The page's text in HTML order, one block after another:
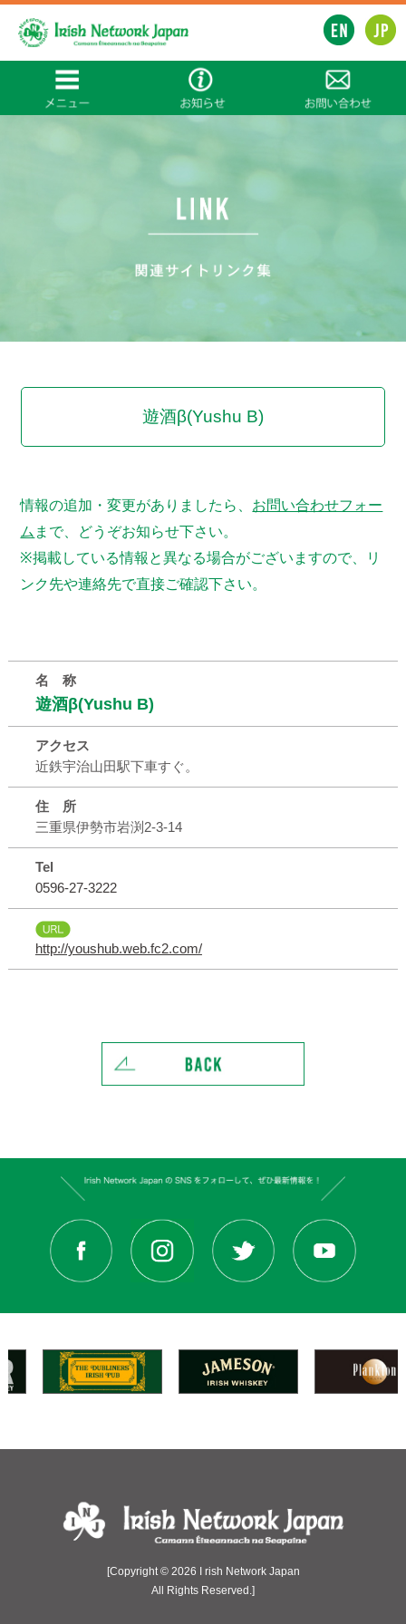
遊酒β(Yushu B)
情報の追加・変更がありましたら、 お問い合わせフォー
ム まで、どうぞお知らせ下さい。
※掲載している情報と異なる場合がございますので、リ
ンク先や連絡先で直接ご確認下さい。
名 称
遊酒β(Yushu B)
アクセス
近鉄宇治山田駅下車すぐ。
住 所
三重県伊勢市岩渕2-3-14
Tel
0596-27-3222
http://youshub.web.fc2.com/
[Copyright © 2026 I rish Network Japan
All Rights Reserved.]